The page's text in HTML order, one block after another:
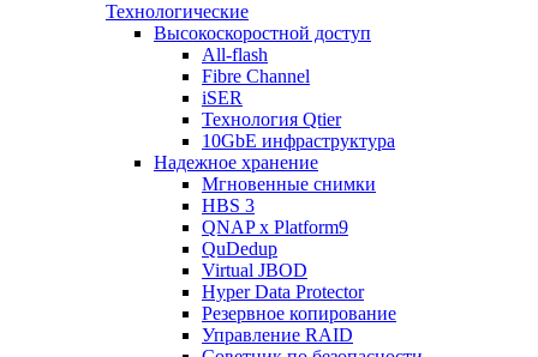
Технологические
Высокоскоростной доступ
All-flash
Fibre Channel
iSER
Технология Qtier
10GbE инфраструктура
Надежное хранение
Мгновенные снимки
HBS 3
QNAP x Platform9
QuDedup
Virtual JBOD
Hyper Data Protector
Резервное копирование
Управление RAID